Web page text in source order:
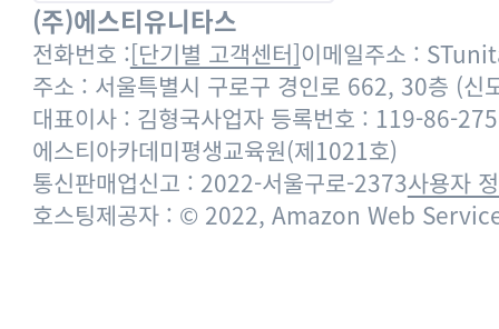
(주)에스티유니타스
전화번호 :[단기별 고객센터]이메일주소 :
주소 : 서울특별시 구로구 경인로 662, 30층 (신
대표이사 : 김형국사업자 등록번호 : 119-86-
에스티아카데미평생교육원(제1021호)
통신판매업신고 : 2022-서울구로-2373사용자
호스팅제공자 : © 2022, Amazon Web